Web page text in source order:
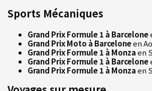
Sports Mécaniques
Grand Prix Formule 1 à Barcelone
Grand Prix Moto à Barceloneen
Grand Prix Formule 1 à Monzaen
Grand Prix Formule 1 à Barcelone
Grand Prix Formule 1 à Monzaen